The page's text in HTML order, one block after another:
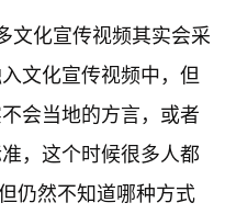
文化宣传视频其实会采
文化宣传视频中，但
会当地的方言，或者
，这个时候很多人都
仍然不知道哪种方式